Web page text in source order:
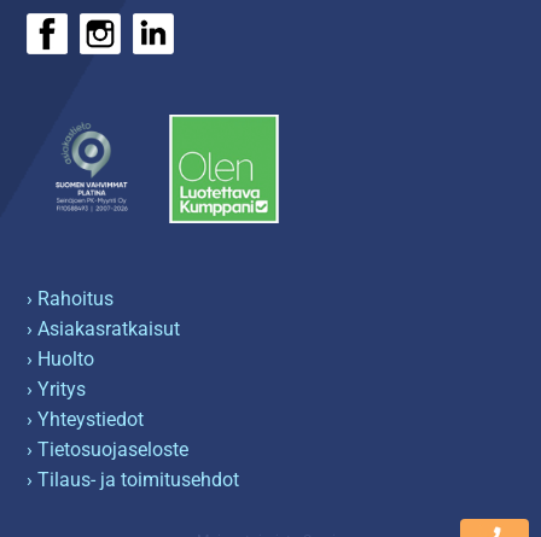
› Rahoitus
› Asiakasratkaisut
› Huolto
› Yritys
› Yhteystiedot
› Tietosuojaseloste
› Tilaus- ja toimitusehdot